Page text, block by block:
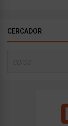
CERCADOR